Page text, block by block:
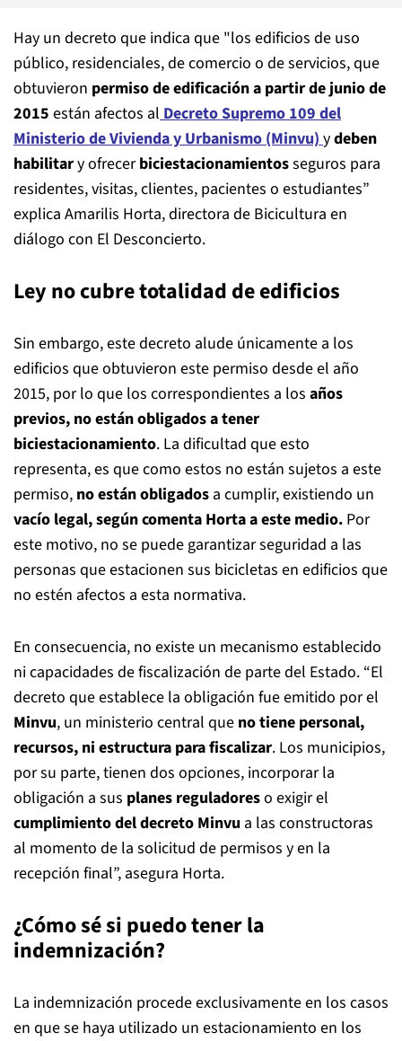
Hay un decreto que indica que "los edificios de uso
público, residenciales, de comercio o de servicios, que
obtuvieron permiso de edificación a partir de junio de
2015 están afectos alDecreto Supremo 109 del
Ministerio de Vivienda y Urbanismo (Minvu)ydeben
habilitary ofrecerbiciestacionamientosseguros para
residentes, visitas, clientes, pacientes o estudiantes”
explica Amarilis Horta, directora de Bicicultura en
diálogo con El Desconcierto.
Ley no cubre totalidad de edificios
Sin embargo, este decreto alude únicamente a los
edificios que obtuvieron este permiso desde el año
2015, por lo que los correspondientes a los años
previos, no están obligados a tener
biciestacionamiento. La dificultad que esto
representa, es que como estos no están sujetos a este
permiso, no están obligados a cumplir, existiendo un
vacío legal, según comenta Horta a este medio. Por
este motivo, no se puede garantizar seguridad a las
personas que estacionen sus bicicletas en edificios que
no estén afectos a esta normativa.
En consecuencia, no existe un mecanismo establecido
ni capacidades de fiscalización de parte del Estado. “El
decreto que establece la obligación fue emitido por el
Minvu, un ministerio central que no tiene personal,
recursos, ni estructura para fiscalizar. Los municipios,
por su parte, tienen dos opciones, incorporar la
obligación a sus planes reguladoreso exigir el
cumplimiento del decreto Minvu a las constructoras
al momento de la solicitud de permisos y en la
recepción final”, asegura Horta.
¿Cómo sé si puedo tener la
indemnización?
La indemnización procede exclusivamente en los casos
en que se haya utilizado un estacionamiento en los